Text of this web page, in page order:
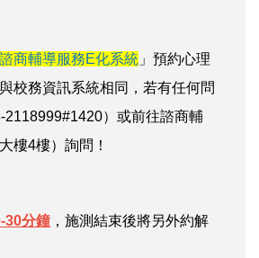
諮商輔導服務E化系統 」預約心理
校務資訊系統相同，若有任何問
2118999#1420）或前往諮商輔
樓4樓）詢問！
30分鐘 ，施測結束後將另外約解